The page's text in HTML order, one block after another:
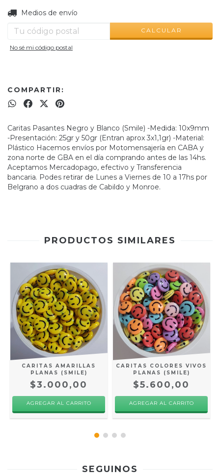
Entregas para el CP:
Medios de envío
CALCULAR
No sé mi código postal
COMPARTIR:
Caritas Pasantes Negro y Blanco (Smile) -Medida: 10x9mm
-Presentación: 25gr y 50gr (Entran aprox 3x1,1gr) -Material:
Plástico Hacemos envíos por Motomensajería en CABA y
zona norte de GBA en el día comprando antes de las 14hs.
Aceptamos Mercadopago, efectivo y Transferencia
bancaria. Podes retirar de Lunes a Viernes de 10 a 17hs por
Belgrano a dos cuadras de Cabildo y Monroe.
PRODUCTOS SIMILARES
CARITAS AMARILLAS
PLANAS (SMILE)
$3.000,00
AGREGAR AL CARRITO
CARITAS COLORES VIVOS
PLANAS (SMILE)
$5.600,00
AGREGAR AL CARRITO
SEGUINOS